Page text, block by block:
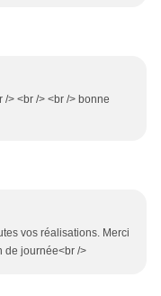
> <br /> <br /> bonne
vos réalisations. Merci
de journée<br />